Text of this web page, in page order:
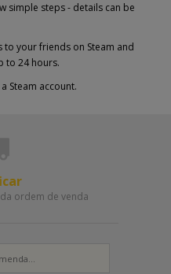
simple steps - details can be
to your friends on Steam and
to 24 hours.
Steam account.
ordem de venda